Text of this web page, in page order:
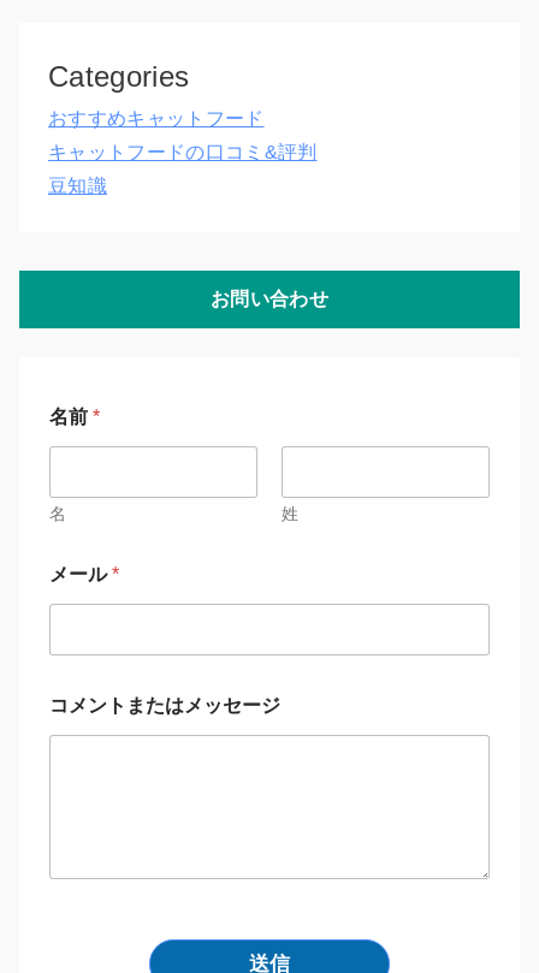
Categories
おすすめキャットフード
キャットフードの口コミ&評判
豆知識
お問い合わせ
名前 *
名 姓
メール*
コメントまたはメッセージ
送信